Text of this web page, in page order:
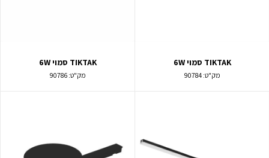
TIKTAK סמוי 6W
מק"ט:90784
TIKTAK סמוי 6W
מק"ט:90786